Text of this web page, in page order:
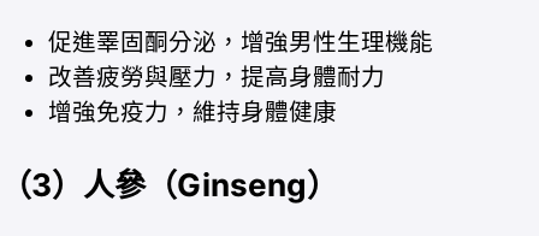
促進睪固酮分泌，增強男性生理機能
改善疲勞與壓力，提高身體耐力
增強免疫力，維持身體健康
（3）人參（Ginseng）